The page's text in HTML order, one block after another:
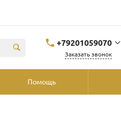
+79201059070
Заказать звонок
Помощь